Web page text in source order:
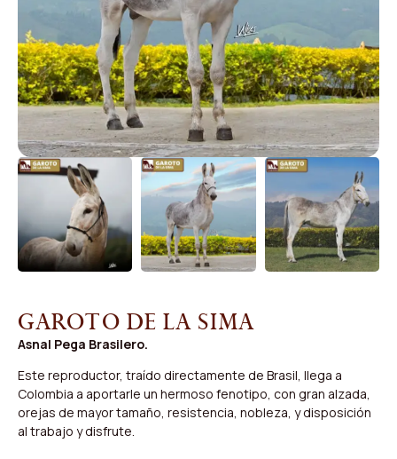
Garoto de La Sima
Asnal Pega Brasilero.
Este reproductor, traído directamente de Brasil, llega a
Colombia a aportarle un hermoso fenotipo, con gran alzada,
orejas de mayor tamaño, resistencia, nobleza, y disposición
al trabajo y disfrute.